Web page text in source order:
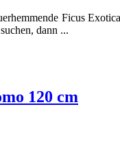
Ficus
dann ...
120 cm